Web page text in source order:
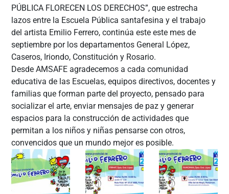
PÚBLICA FLORECEN LOS DERECHOS”, que estrecha
lazos entre la Escuela Pública santafesina y el trabajo
del artista Emilio Ferrero, continúa este este mes de
septiembre por los departamentos General López,
Caseros, Iriondo, Constitución y Rosario.
Desde AMSAFE agradecemos a cada comunidad
educativa de las Escuelas, equipos directivos, docentes y
familias que forman parte del proyecto, pensado para
socializar el arte, enviar mensajes de paz y generar
espacios para la construcción de actividades que
permitan a los niños y niñas pensarse con otros,
convencidos que un mundo mejor es posible.